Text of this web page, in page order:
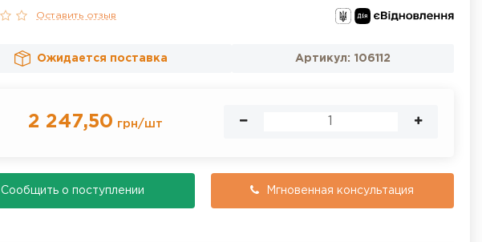
Оставить отзыв
Ожидается поставка Артикул: 106112
2 247,50 грн/шт
Cообщить о поступлении Мгновенная консультация